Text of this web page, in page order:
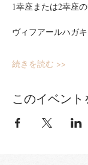
1幸座または2幸座
ヴィフアールハガ
続きを読む >>
このイベント